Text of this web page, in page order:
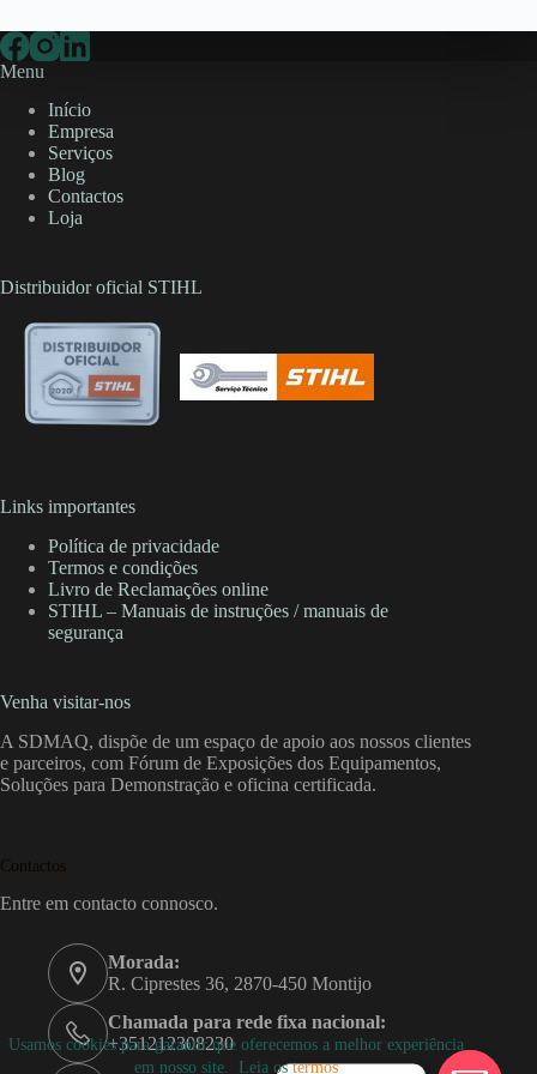
Usamos cookies para garantir que oferecemos a melhor experiência
em nosso site. Leia ostermos
Menu
Início
Empresa
Serviços
Blog
Contactos
Loja
Distribuidor oficial STIHL
Links importantes
Política de privacidade
Termos e condições
Livro de Reclamações online
STIHL – Manuais de instruções / manuais de
segurança
Venha visitar-nos
A SDMAQ, dispõe de um espaço de apoio aos nossos clientes
e parceiros, com Fórum de Exposições dos Equipamentos,
Soluções para Demonstração e oficina certificada.
Contactos
Entre em contacto connosco.
Morada:
R. Ciprestes 36, 2870-450 Montijo
Chamada para rede fixa nacional:
+351212308230